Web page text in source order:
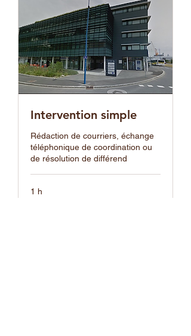
Intervention simple
Rédaction de courriers, échange
téléphonique de coordination ou
de résolution de différend
1 h